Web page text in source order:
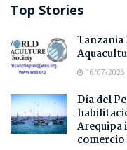
Top Stories
16/07/2026
Día del
Arequipa